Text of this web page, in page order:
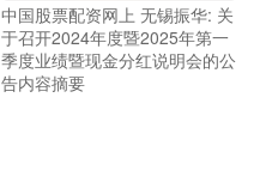
中国股票配资网上 无锡振华: 关
于召开2024年度暨2025年第一
季度业绩暨现金分红说明会的公
告内容摘要